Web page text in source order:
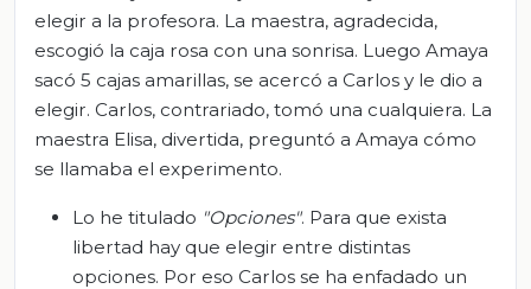
elegir a la profesora. La maestra, agradecida,
escogió la caja rosa con una sonrisa. Luego Amaya
sacó 5 cajas amarillas, se acercó a Carlos y le dio a
elegir. Carlos, contrariado, tomó una cualquiera. La
maestra Elisa, divertida, preguntó a Amaya cómo
se llamaba el experimento.
Lo he titulado "Opciones". Para que exista
libertad hay que elegir entre distintas
opciones. Por eso Carlos se ha enfadado un